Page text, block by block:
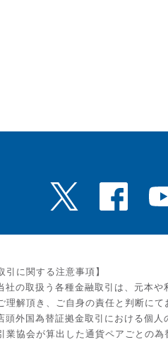
引に関する注意事項】
社の取扱う各種金融取引は、元本や
理解頂き、ご自身の責任と判断にて
頭外国為替証拠金取引における個人
業協会が算出した通貨ペアごとの